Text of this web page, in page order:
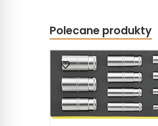
Polecane produkty